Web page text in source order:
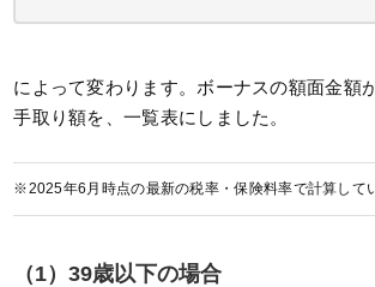
によって変わります。ボーナスの額面金額
手取り額を、一覧表にしました。
※2025年6月時点の最新の税率・保険料率で計算して
（1）39歳以下の場合